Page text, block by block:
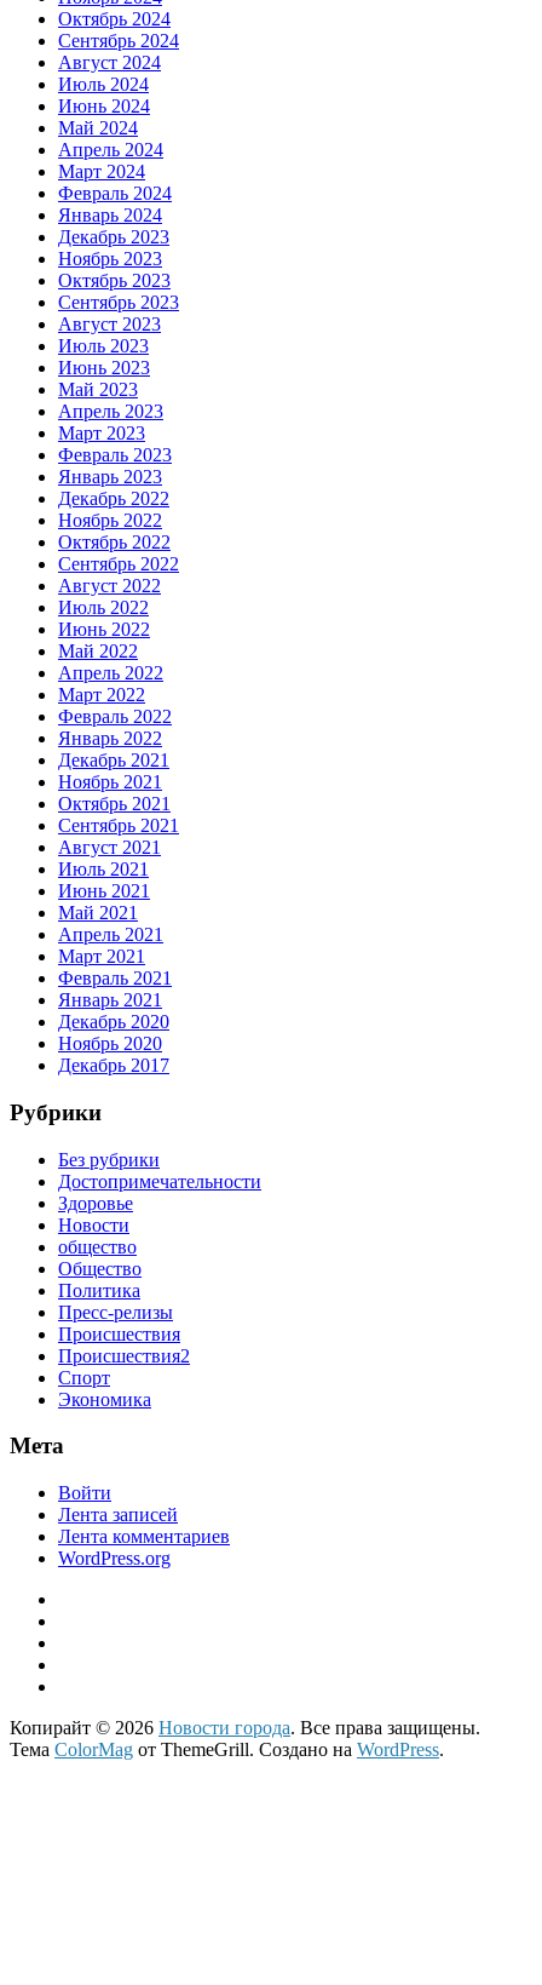
Октябрь 2024
Сентябрь 2024
Август 2024
Июль 2024
Июнь 2024
Май 2024
Апрель 2024
Март 2024
Февраль 2024
Январь 2024
Декабрь 2023
Ноябрь 2023
Октябрь 2023
Сентябрь 2023
Август 2023
Июль 2023
Июнь 2023
Май 2023
Апрель 2023
Март 2023
Февраль 2023
Январь 2023
Декабрь 2022
Ноябрь 2022
Октябрь 2022
Сентябрь 2022
Август 2022
Июль 2022
Июнь 2022
Май 2022
Апрель 2022
Март 2022
Февраль 2022
Январь 2022
Декабрь 2021
Ноябрь 2021
Октябрь 2021
Сентябрь 2021
Август 2021
Июль 2021
Июнь 2021
Май 2021
Апрель 2021
Март 2021
Февраль 2021
Январь 2021
Декабрь 2020
Ноябрь 2020
Декабрь 2017
Рубрики
Без рубрики
Достопримечательности
Здоровье
Новости
общество
Общество
Политика
Пресс-релизы
Происшествия
Происшествия2
Спорт
Экономика
Мета
Войти
Лента записей
Лента комментариев
WordPress.org
Копирайт © 2026 Новости города. Все права защищены.
Тема ColorMag от ThemeGrill. Создано на WordPress.